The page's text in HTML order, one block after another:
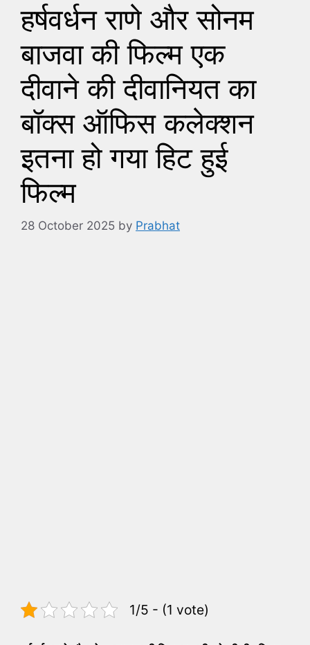
हर्षवर्धन राणे और सोनम
बाजवा की फिल्म एक
दीवाने की दीवानियत का
बॉक्स ऑफिस कलेक्शन
इतना हो गया हिट हुई
फिल्म
28 October 2025 by Prabhat
1/5 - (1 vote)